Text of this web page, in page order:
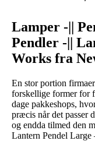
Lamper -||
Pendler -||
Works fra
En stor portion
forskellige former for
dage pakkeshops,
præcis når det passer
og endda tilmed den
Lantern Pendel